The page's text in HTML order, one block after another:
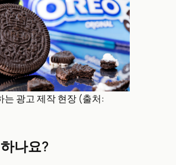
는 광고 제작 현장 (출처:
나요?